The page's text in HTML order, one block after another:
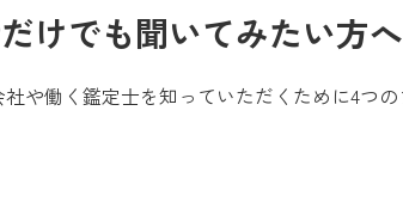
けでも聞いてみたい方へ
や働く鑑定士を知っていただくために4つ